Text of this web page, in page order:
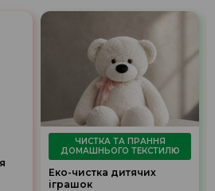
ЧИСТКА ТА ПРАННЯ
ДОМАШНЬОГО ТЕКСТИЛЮ
Еко-чистка дитячих
іграшок